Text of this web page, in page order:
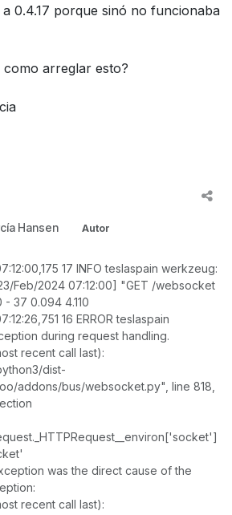
0.4.17 porque sinó no funcionaba
como arreglar esto?
Hansen Autor
17 INFO teslaspain werkzeug:
Feb/2024 07:12:00] "GET /websocket
- 37 0.094 4.110
16 ERROR teslaspain
during request handling.
recent call last):
dist-
addons/bus/websocket.py", line 818,
was the direct cause of the
recent call last):